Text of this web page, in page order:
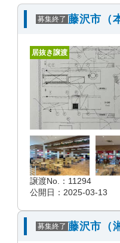
募集終了 藤沢市（
居抜き譲渡
譲渡No.：11294
公開日：2025-03-13
募集終了 藤沢市（